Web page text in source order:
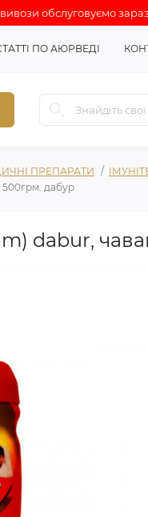
обслуговуємо
ПО АЮРВЕДІ
ПРЕПАРАТИ
дабур
dabur,